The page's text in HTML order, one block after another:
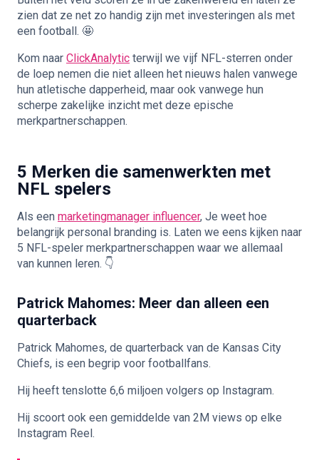
zien dat ze net zo handig zijn met investeringen als met
een football. 🤩
Kom naar ClickAnalytic terwijl we vijf NFL-sterren onder
de loep nemen die niet alleen het nieuws halen vanwege
hun atletische dapperheid, maar ook vanwege hun
scherpe zakelijke inzicht met deze epische
merkpartnerschappen.
5 Merken die samenwerkten met
NFL spelers
Als een marketingmanager influencer, Je weet hoe
belangrijk personal branding is. Laten we eens kijken naar
5 NFL-speler merkpartnerschappen waar we allemaal
van kunnen leren. 👇
Patrick Mahomes: Meer dan alleen een
quarterback
Patrick Mahomes, de quarterback van de Kansas City
Chiefs, is een begrip voor footballfans.
Hij heeft tenslotte 6,6 miljoen volgers op Instagram.
Hij scoort ook een gemiddelde van 2M views op elke
Instagram Reel.